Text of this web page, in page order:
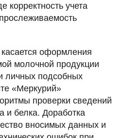
корректность учета
оформления
молочной продукции
личных подсобных
«Меркурий»
проверки сведений
и белка. Доработка
вносимых данных и